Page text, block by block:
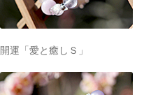
開運「愛と癒しＳ」